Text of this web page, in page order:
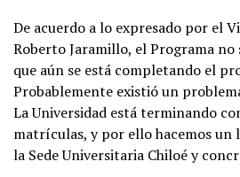
De acuerdo a lo expresado por el
Roberto Jaramillo, el Programa no
que aún se está completando el
Probablemente existió un
La Universidad está terminando
matrículas, y por ello hacemos un
la Sede Universitaria Chiloé y